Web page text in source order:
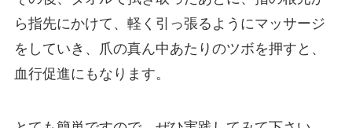
ら指先にかけて、軽く引っ張るようにマッサージ
をしていき、爪の真ん中あたりのツボを押すと、
血行促進にもなります。